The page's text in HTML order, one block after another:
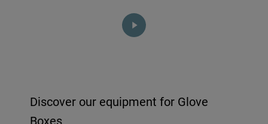
Discover our equipment for Glove
Boxes